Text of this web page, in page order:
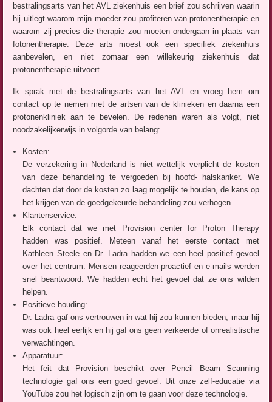
bestralingsarts van het AVL ziekenhuis een brief zou schrijven waarin
hij uitlegt waarom mijn moeder zou profiteren van protonentherapie en
waarom zij precies die therapie zou moeten ondergaan in plaats van
fotonentherapie. Deze arts moest ook een specifiek ziekenhuis
aanbevelen, en niet zomaar een willekeurig ziekenhuis dat
protonentherapie uitvoert.
Ik sprak met de bestralingsarts van het AVL en vroeg hem om
contact op te nemen met de artsen van de klinieken en daarna een
protonenkliniek aan te bevelen. De redenen waren als volgt, niet
noodzakelijkerwijs in volgorde van belang:
Kosten:
De verzekering in Nederland is niet wettelijk verplicht de kosten
van deze behandeling te vergoeden bij hoofd- halskanker. We
dachten dat door de kosten zo laag mogelijk te houden, de kans op
het krijgen van de goedgekeurde behandeling zou verhogen.
Klantenservice:
Elk contact dat we met Provision center for Proton Therapy
hadden was positief. Meteen vanaf het eerste contact met
Kathleen Steele en Dr. Ladra hadden we een heel positief gevoel
over het centrum. Mensen reageerden proactief en e-mails werden
snel beantwoord. We hadden echt het gevoel dat ze ons wilden
helpen.
Positieve houding:
Dr. Ladra gaf ons vertrouwen in wat hij zou kunnen bieden, maar hij
was ook heel eerlijk en hij gaf ons geen verkeerde of onrealistische
verwachtingen.
Apparatuur:
Het feit dat Provision beschikt over Pencil Beam Scanning
technologie gaf ons een goed gevoel. Uit onze zelf-educatie via
YouTube zou het logisch zijn om te gaan voor deze technologie.